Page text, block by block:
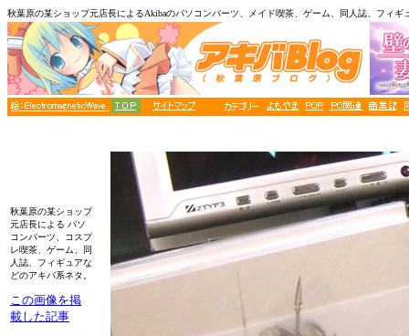
秋葉原の某ショップ元店長によるAkibaのパソコンパーツ、メイド喫茶、ゲーム、同人誌、フィ
秋葉原の某ショップ
元店長による パソ
コンパーツ、コスプ
レ喫茶、ゲーム、同
人誌、フィギュアな
どのアキバ系ネタ。
この画像を掲
載した記事